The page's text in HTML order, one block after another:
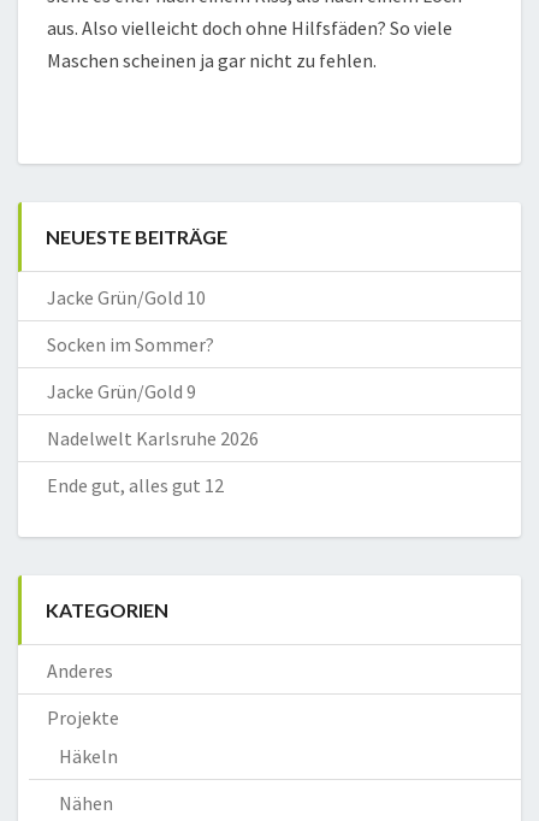
aus. Also vielleicht doch ohne Hilfsfäden? So viele
Maschen scheinen ja gar nicht zu fehlen.
NEUESTE BEITRÄGE
Jacke Grün/Gold 10
Socken im Sommer?
Jacke Grün/Gold 9
Nadelwelt Karlsruhe 2026
Ende gut, alles gut 12
KATEGORIEN
Anderes
Projekte
Häkeln
Nähen